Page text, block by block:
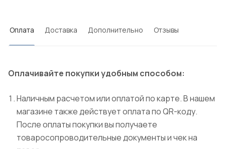
Оплата Доставка Дополнительно Отзывы
Оплачивайте покупки удобным способом:
Наличным расчетом или оплатой по карте. В нашем
магазине также действует оплата по QR-коду.
После оплаты покупки вы получаете
товаросопроводительные документы и чек на